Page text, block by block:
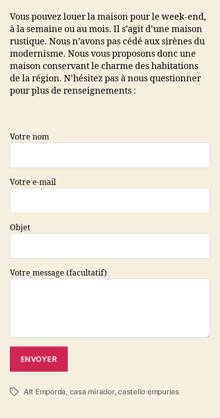
Vous pouvez louer la maison pour le week-end,
à la semaine ou au mois. Il s’agit d’une maison
rustique. Nous n’avons pas cédé aux sirènes du
modernisme. Nous vous proposons donc une
maison conservant le charme des habitations
de la région. N’hésitez pas à nous questionner
pour plus de renseignements :
Votre nom
Votre e-mail
Objet
Votre message (facultatif)
Étiquettes
Alt Emporda, casa mirador,castello empuries